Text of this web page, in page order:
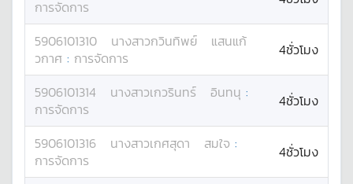
การจัดการ
5906101310 นางสาวกวินทิพย์
แสนแก้
วกาศ : การจัดการ 4ชั่วโมง
5906101314 นางสาวเกวรินทร์ อินทนุ :
การจัดการ
4ชั่วโมง
5906101316 นางสาวเกศสุดา สมใจ :
การจัดการ
4ชั่วโมง